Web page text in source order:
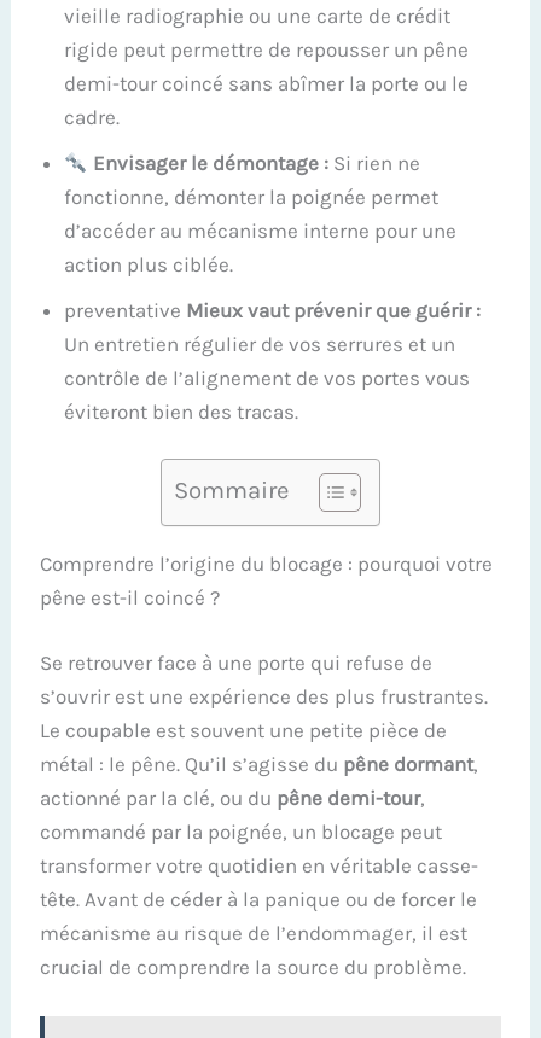
vieille radiographie ou une carte de crédit
rigide peut permettre de repousser un pêne
demi-tour coincé sans abîmer la porte ou le
cadre.
Envisager le démontage :Si rien ne
fonctionne, démonter la poignée permet
d’accéder au mécanisme interne pour une
action plus ciblée.
preventative Mieux vaut prévenir que guérir :
Un entretien régulier de vos serrures et un
contrôle de l’alignement de vos portes vous
éviteront bien des tracas.
Sommaire
Comprendre l’origine du blocage : pourquoi votre
pêne est-il coincé ?
Se retrouver face à une porte qui refuse de
s’ouvrir est une expérience des plus frustrantes.
Le coupable est souvent une petite pièce de
métal : le pêne. Qu’il s’agisse du pêne dormant,
actionné par la clé, ou du pêne demi-tour,
commandé par la poignée, un blocage peut
transformer votre quotidien en véritable casse-
tête. Avant de céder à la panique ou de forcer le
mécanisme au risque de l’endommager, il est
crucial de comprendre la source du problème.